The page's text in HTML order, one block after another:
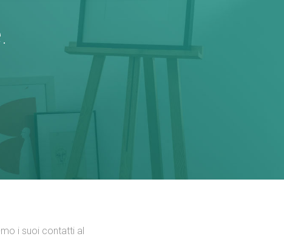
i suoi contatti al